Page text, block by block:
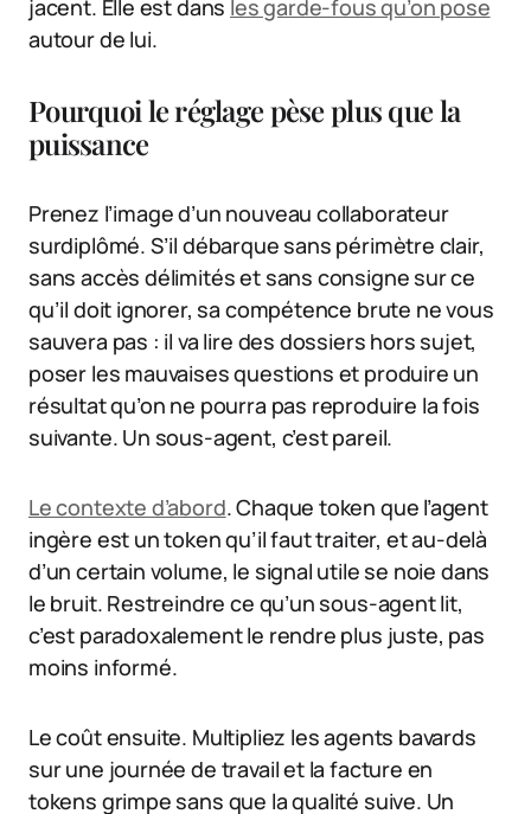
jacent. Elle est dans les garde-fous qu’on pose
autour de lui.
Pourquoi le réglage pèse plus que la
puissance
Prenez l’image d’un nouveau collaborateur
surdiplômé. S’il débarque sans périmètre clair,
sans accès délimités et sans consigne sur ce
qu’il doit ignorer, sa compétence brute ne vous
sauvera pas : il va lire des dossiers hors sujet,
poser les mauvaises questions et produire un
résultat qu’on ne pourra pas reproduire la fois
suivante. Un sous-agent, c’est pareil.
Le contexte d’abord. Chaque token que l’agent
ingère est un token qu’il faut traiter, et au-delà
d’un certain volume, le signal utile se noie dans
le bruit. Restreindre ce qu’un sous-agent lit,
c’est paradoxalement le rendre plus juste, pas
moins informé.
Le coût ensuite. Multipliez les agents bavards
sur une journée de travail et la facture en
tokens grimpe sans que la qualité suive. Un